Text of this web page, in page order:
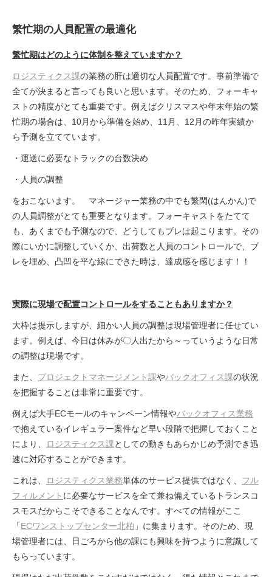
繁忙期の人員配置の最適化
繁忙期はどのように体制を整えていますか？
ロジスティクス課の業務の肝は適切な人員配置です。事前準備で
全てが決まると言っても良いと思います。そのため、フォーキャ
ストの精度がとても重要です。例えばクリスマスや年末年始の繁
忙期の場合は、10月から準備を始め、11月、12月の昨年実績か
ら予測を立てています。
・運送に必要なトラックの台数決め
・人員の調整
をおこないます。 マネージャー業務の中でも繁閑(はんかん)で
の人員調整がとても重要となります。フォーキャストをたてて
も、あくまでも予測なので、どうしてもブレは起こります。その
際にいかに調整していくか、出荷数と人員のコントロールで、ブ
レを埋め、凸凹を平な線にできた時は、達成感を感じます！！
実際に現場で配置コントロールをすることもありますか？
大枠は提示しますが、細かい人員の調整は現場管理者に任せてい
ます。例えば、今日は休みが〇人出たから～っていうような日常
の調整は現場です。
また、 プロジェクトマネージメント課やバックオフィス課の状況
を把握することは非常に重要です。
例えば大手ECモールのキャンペーン情報やバックオフィス業務
で抱えているイレギュラー案件など早い段階で把握しておくこと
により、
ロジスティクス課としての動きもあらかじめ予測でき迅
速に対応することができます。
これは、 ロジスティクス業務単体のサービス提供ではなく、 フル
フィルメント に必要なサービスを全て兼ね備えているトランスコ
スモスだからこそできることなんです。すべての情報がここ
「ECワンストップセンター北柏 」に集まります。そのため、現
場管理者には、日ごろから他の課にも興味を持つように意識して
もらっています。